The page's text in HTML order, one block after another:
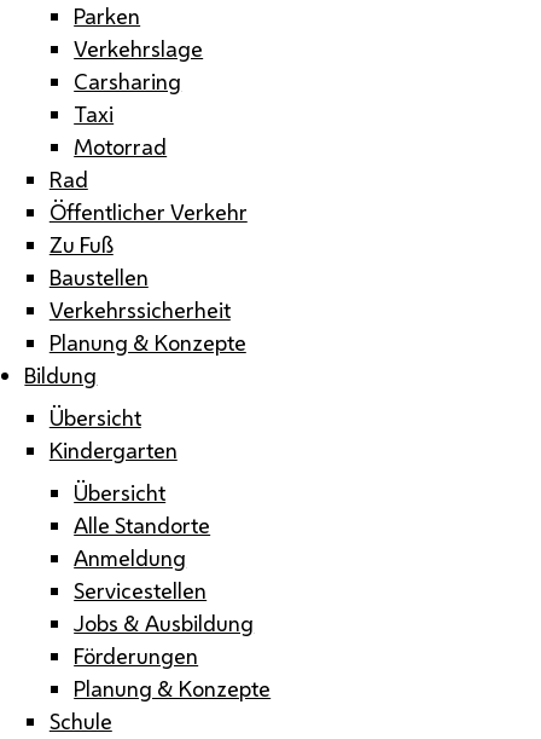
Parken
Verkehrslage
Carsharing
Taxi
Motorrad
Rad
Öffentlicher Verkehr
Zu Fuß
Baustellen
Verkehrssicherheit
Planung & Konzepte
Bildung
Übersicht
Kindergarten
Übersicht
Alle Standorte
Anmeldung
Servicestellen
Jobs & Ausbildung
Förderungen
Planung & Konzepte
Schule